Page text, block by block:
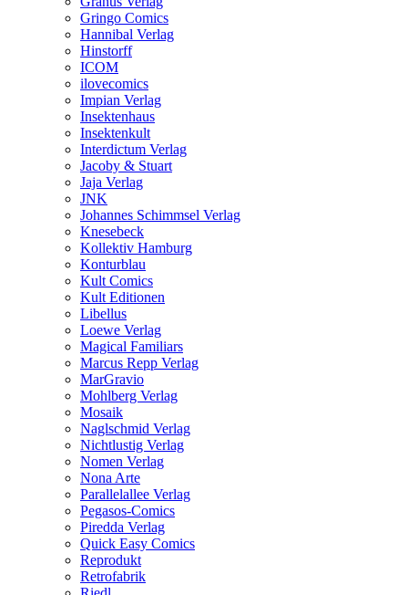
Gringo Comics
Hannibal Verlag
Hinstorff
ICOM
ilovecomics
Impian Verlag
Insektenhaus
Insektenkult
Interdictum Verlag
Jacoby & Stuart
Jaja Verlag
JNK
Johannes Schimmsel Verlag
Knesebeck
Kollektiv Hamburg
Konturblau
Kult Comics
Kult Editionen
Libellus
Loewe Verlag
Magical Familiars
Marcus Repp Verlag
MarGravio
Mohlberg Verlag
Mosaik
Naglschmid Verlag
Nichtlustig Verlag
Nomen Verlag
Nona Arte
Parallelallee Verlag
Pegasos-Comics
Piredda Verlag
Quick Easy Comics
Reprodukt
Retrofabrik